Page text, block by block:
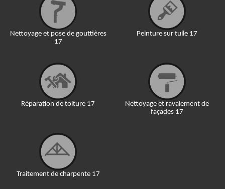
Nettoyage et pose de gouttières
17
Réparation de toiture 17
Traitement de charpente 17
Peinture sur tuile 17
Nettoyage et ravalement de
façades 17